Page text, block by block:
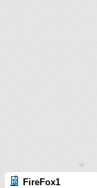
FireFox1